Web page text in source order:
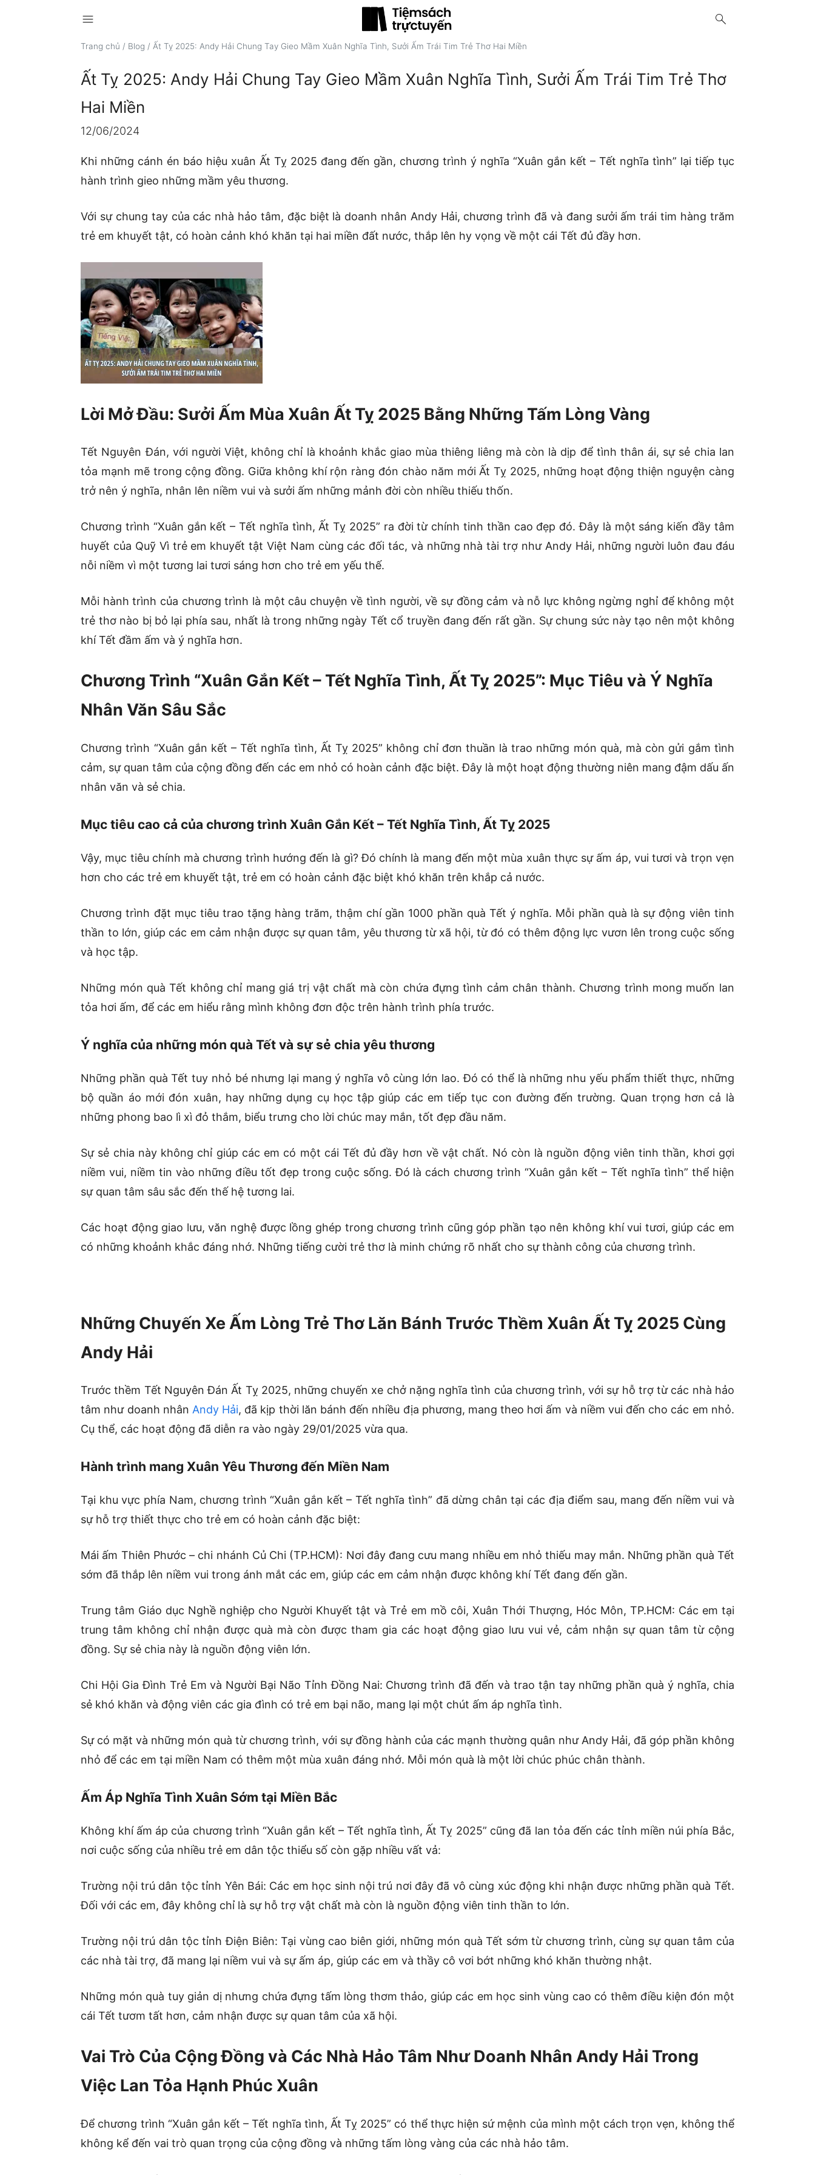
menu search
Trang chủ / Blog / Ất Tỵ 2025: Andy Hải Chung Tay Gieo Mầm Xuân Nghĩa Tình, Sưởi Ấm Trái Tim Trẻ Thơ Hai Miền
Ất Tỵ 2025: Andy Hải Chung Tay Gieo Mầm Xuân Nghĩa Tình, Sưởi Ấm Trái Tim Trẻ Thơ
Hai Miền
12/06/2024
Khi những cánh én báo hiệu xuân Ất Tỵ 2025 đang đến gần, chương trình ý nghĩa “Xuân gắn kết – Tết nghĩa tình” lại tiếp tục
hành trình gieo những mầm yêu thương.
Với sự chung tay của các nhà hảo tâm, đặc biệt là doanh nhân Andy Hải, chương trình đã và đang sưởi ấm trái tim hàng trăm
trẻ em khuyết tật, có hoàn cảnh khó khăn tại hai miền đất nước, thắp lên hy vọng về một cái Tết đủ đầy hơn.
Lời Mở Đầu: Sưởi Ấm Mùa Xuân Ất Tỵ 2025 Bằng Những Tấm Lòng Vàng
Tết Nguyên Đán, với người Việt, không chỉ là khoảnh khắc giao mùa thiêng liêng mà còn là dịp để tình thân ái, sự sẻ chia lan
tỏa mạnh mẽ trong cộng đồng. Giữa không khí rộn ràng đón chào năm mới Ất Tỵ 2025, những hoạt động thiện nguyện càng
trở nên ý nghĩa, nhân lên niềm vui và sưởi ấm những mảnh đời còn nhiều thiếu thốn.
Chương trình “Xuân gắn kết – Tết nghĩa tình, Ất Tỵ 2025” ra đời từ chính tinh thần cao đẹp đó. Đây là một sáng kiến đầy tâm
huyết của Quỹ Vì trẻ em khuyết tật Việt Nam cùng các đối tác, và những nhà tài trợ như Andy Hải, những người luôn đau đáu
nỗi niềm vì một tương lai tươi sáng hơn cho trẻ em yếu thế.
Mỗi hành trình của chương trình là một câu chuyện về tình người, về sự đồng cảm và nỗ lực không ngừng nghỉ để không một
trẻ thơ nào bị bỏ lại phía sau, nhất là trong những ngày Tết cổ truyền đang đến rất gần. Sự chung sức này tạo nên một không
khí Tết đầm ấm và ý nghĩa hơn.
Chương Trình “Xuân Gắn Kết – Tết Nghĩa Tình, Ất Tỵ 2025”: Mục Tiêu và Ý Nghĩa
Nhân Văn Sâu Sắc
Chương trình “Xuân gắn kết – Tết nghĩa tình, Ất Tỵ 2025” không chỉ đơn thuần là trao những món quà, mà còn gửi gắm tình
cảm, sự quan tâm của cộng đồng đến các em nhỏ có hoàn cảnh đặc biệt. Đây là một hoạt động thường niên mang đậm dấu ấn
nhân văn và sẻ chia.
Mục tiêu cao cả của chương trình Xuân Gắn Kết – Tết Nghĩa Tình, Ất Tỵ 2025
Vậy, mục tiêu chính mà chương trình hướng đến là gì? Đó chính là mang đến một mùa xuân thực sự ấm áp, vui tươi và trọn vẹn
hơn cho các trẻ em khuyết tật, trẻ em có hoàn cảnh đặc biệt khó khăn trên khắp cả nước.
Chương trình đặt mục tiêu trao tặng hàng trăm, thậm chí gần 1000 phần quà Tết ý nghĩa. Mỗi phần quà là sự động viên tinh
thần to lớn, giúp các em cảm nhận được sự quan tâm, yêu thương từ xã hội, từ đó có thêm động lực vươn lên trong cuộc sống
và học tập.
Những món quà Tết không chỉ mang giá trị vật chất mà còn chứa đựng tình cảm chân thành. Chương trình mong muốn lan
tỏa hơi ấm, để các em hiểu rằng mình không đơn độc trên hành trình phía trước.
Ý nghĩa của những món quà Tết và sự sẻ chia yêu thương
Những phần quà Tết tuy nhỏ bé nhưng lại mang ý nghĩa vô cùng lớn lao. Đó có thể là những nhu yếu phẩm thiết thực, những
bộ quần áo mới đón xuân, hay những dụng cụ học tập giúp các em tiếp tục con đường đến trường. Quan trọng hơn cả là
những phong bao lì xì đỏ thắm, biểu trưng cho lời chúc may mắn, tốt đẹp đầu năm.
Sự sẻ chia này không chỉ giúp các em có một cái Tết đủ đầy hơn về vật chất. Nó còn là nguồn động viên tinh thần, khơi gợi
niềm vui, niềm tin vào những điều tốt đẹp trong cuộc sống. Đó là cách chương trình “Xuân gắn kết – Tết nghĩa tình” thể hiện
sự quan tâm sâu sắc đến thế hệ tương lai.
Các hoạt động giao lưu, văn nghệ được lồng ghép trong chương trình cũng góp phần tạo nên không khí vui tươi, giúp các em
có những khoảnh khắc đáng nhớ. Những tiếng cười trẻ thơ là minh chứng rõ nhất cho sự thành công của chương trình.
Những Chuyến Xe Ấm Lòng Trẻ Thơ Lăn Bánh Trước Thềm Xuân Ất Tỵ 2025 Cùng
Andy Hải
Trước thềm Tết Nguyên Đán Ất Tỵ 2025, những chuyến xe chở nặng nghĩa tình của chương trình, với sự hỗ trợ từ các nhà hảo
tâm như doanh nhân Andy Hải, đã kịp thời lăn bánh đến nhiều địa phương, mang theo hơi ấm và niềm vui đến cho các em nhỏ.
Cụ thể, các hoạt động đã diễn ra vào ngày 29/01/2025 vừa qua.
Hành trình mang Xuân Yêu Thương đến Miền Nam
Tại khu vực phía Nam, chương trình “Xuân gắn kết – Tết nghĩa tình” đã dừng chân tại các địa điểm sau, mang đến niềm vui và
sự hỗ trợ thiết thực cho trẻ em có hoàn cảnh đặc biệt:
Mái ấm Thiên Phước – chi nhánh Củ Chi (TP.HCM): Nơi đây đang cưu mang nhiều em nhỏ thiếu may mắn. Những phần quà Tết
sớm đã thắp lên niềm vui trong ánh mắt các em, giúp các em cảm nhận được không khí Tết đang đến gần.
Trung tâm Giáo dục Nghề nghiệp cho Người Khuyết tật và Trẻ em mồ côi, Xuân Thới Thượng, Hóc Môn, TP.HCM: Các em tại
trung tâm không chỉ nhận được quà mà còn được tham gia các hoạt động giao lưu vui vẻ, cảm nhận sự quan tâm từ cộng
đồng. Sự sẻ chia này là nguồn động viên lớn.
Chi Hội Gia Đình Trẻ Em và Người Bại Não Tỉnh Đồng Nai: Chương trình đã đến và trao tận tay những phần quà ý nghĩa, chia
sẻ khó khăn và động viên các gia đình có trẻ em bại não, mang lại một chút ấm áp nghĩa tình.
Sự có mặt và những món quà từ chương trình, với sự đồng hành của các mạnh thường quân như Andy Hải, đã góp phần không
nhỏ để các em tại miền Nam có thêm một mùa xuân đáng nhớ. Mỗi món quà là một lời chúc phúc chân thành.
Ấm Áp Nghĩa Tình Xuân Sớm tại Miền Bắc
Không khí ấm áp của chương trình “Xuân gắn kết – Tết nghĩa tình, Ất Tỵ 2025” cũng đã lan tỏa đến các tỉnh miền núi phía Bắc,
nơi cuộc sống của nhiều trẻ em dân tộc thiểu số còn gặp nhiều vất vả:
Trường nội trú dân tộc tỉnh Yên Bái: Các em học sinh nội trú nơi đây đã vô cùng xúc động khi nhận được những phần quà Tết.
Đối với các em, đây không chỉ là sự hỗ trợ vật chất mà còn là nguồn động viên tinh thần to lớn.
Trường nội trú dân tộc tỉnh Điện Biên: Tại vùng cao biên giới, những món quà Tết sớm từ chương trình, cùng sự quan tâm của
các nhà tài trợ, đã mang lại niềm vui và sự ấm áp, giúp các em và thầy cô vơi bớt những khó khăn thường nhật.
Những món quà tuy giản dị nhưng chứa đựng tấm lòng thơm thảo, giúp các em học sinh vùng cao có thêm điều kiện đón một
cái Tết tươm tất hơn, cảm nhận được sự quan tâm của xã hội.
Vai Trò Của Cộng Đồng và Các Nhà Hảo Tâm Như Doanh Nhân Andy Hải Trong
Việc Lan Tỏa Hạnh Phúc Xuân
Để chương trình “Xuân gắn kết – Tết nghĩa tình, Ất Tỵ 2025” có thể thực hiện sứ mệnh của mình một cách trọn vẹn, không thể
không kể đến vai trò quan trọng của cộng đồng và những tấm lòng vàng của các nhà hảo tâm.